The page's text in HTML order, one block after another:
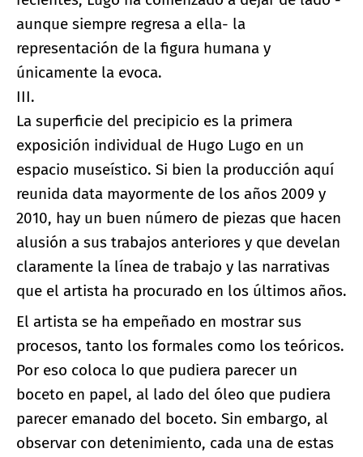
aunque siempre regresa a ella- la
representación de la figura humana y
únicamente la evoca.
III.
La superficie del precipicio es la primera
exposición individual de Hugo Lugo en un
espacio museístico. Si bien la producción aquí
reunida data mayormente de los años 2009 y
2010, hay un buen número de piezas que hacen
alusión a sus trabajos anteriores y que develan
claramente la línea de trabajo y las narrativas
que el artista ha procurado en los últimos años.
El artista se ha empeñado en mostrar sus
procesos, tanto los formales como los teóricos.
Por eso coloca lo que pudiera parecer un
boceto en papel, al lado del óleo que pudiera
parecer emanado del boceto. Sin embargo, al
observar con detenimiento, cada una de estas